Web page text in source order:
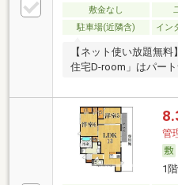
敷金なし
駐車場(近隣含)
イン
【ネット使い放題無
住宅D-room」はパー
管
1